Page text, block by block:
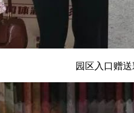
园区入口赠